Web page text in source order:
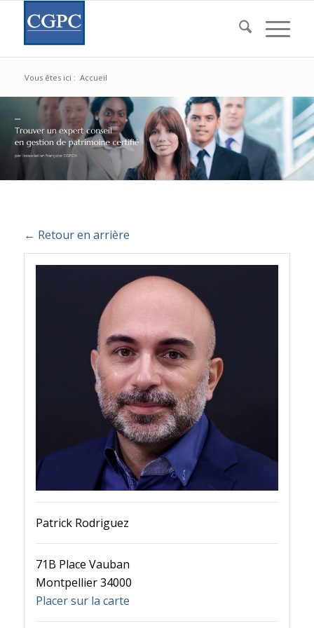
Vous êtes ici : Accueil
← Retour en arrière
Patrick Rodriguez
71B Place Vauban
Montpellier 34000
Placer sur la carte